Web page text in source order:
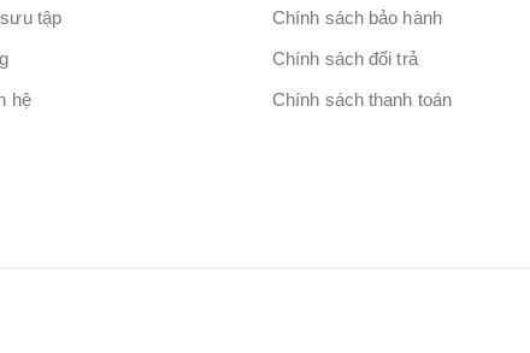
tập
hệ
Chính sách bảo hành
Chính sách đổi trả
Chính sách thanh toán